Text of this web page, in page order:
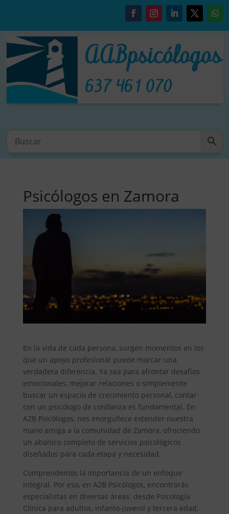
Psicólogos en Zamora
En la vida de cada persona, surgen momentos en los
que un apoyo profesional puede marcar una
verdadera diferencia. Ya sea para afrontar desafíos
emocionales, mejorar relaciones o simplemente
buscar un espacio de crecimiento personal, contar
con un psicólogo de confianza es fundamental. En
A2B Psicólogos, nos enorgullece extender nuestra
mano amiga a la comunidad de Zamora, ofreciendo
un abanico completo de servicios psicológicos
diseñados para cada etapa y necesidad.
Comprendemos la importancia de un enfoque
integral. Por eso, en A2B Psicólogos, encontrarás
especialistas en diversas áreas: desde Psicología
Clínica para adultos, infanto-juvenil y tercera edad,